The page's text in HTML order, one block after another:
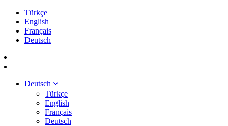
Türkçe
English
Français
Deutsch
Deutsch
Türkçe
English
Français
Deutsch